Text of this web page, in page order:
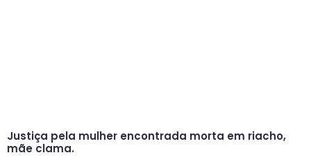
Justiça pela mulher encontrada morta em riacho,
mãe clama.